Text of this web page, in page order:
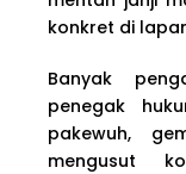
konkret di
Banyak
penegak
pakewuh,
mengusut